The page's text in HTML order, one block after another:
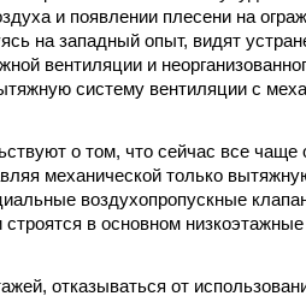
и появлении плесени на
на западный опыт, видят
вентиляции и
систему вентиляции с
о том, что сейчас все чаще
механической только
воздухопропускные
в основном
отказываться от